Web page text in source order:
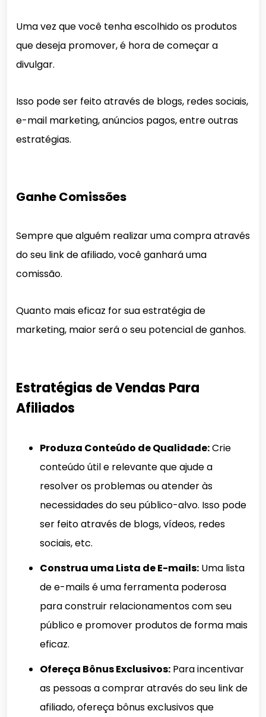
Uma vez que você tenha escolhido os produtos
que deseja promover, é hora de começar a
divulgar.
Isso pode ser feito através de blogs, redes sociais,
e-mail marketing, anúncios pagos, entre outras
estratégias.
Ganhe Comissões
Sempre que alguém realizar uma compra através
do seu link de afiliado, você ganhará uma
comissão.
Quanto mais eficaz for sua estratégia de
marketing, maior será o seu potencial de ganhos.
Estratégias de Vendas Para
Afiliados
Produza Conteúdo de Qualidade:Crie
conteúdo útil e relevante que ajude a
resolver os problemas ou atender às
necessidades do seu público-alvo. Isso pode
ser feito através de blogs, vídeos, redes
sociais, etc.
Construa uma Lista de E-mails: Uma lista
de e-mails é uma ferramenta poderosa
para construir relacionamentos com seu
público e promover produtos de forma mais
eficaz.
Ofereça Bônus Exclusivos: Para incentivar
as pessoas a comprar através do seu link de
afiliado, ofereça bônus exclusivos que